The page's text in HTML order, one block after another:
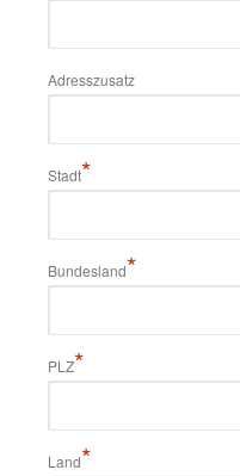
Adresszusatz
Stadt*
Bundesland*
PLZ*
Land*